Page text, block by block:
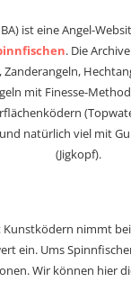
ist eine Angel-
. Die
, Zanderangeln,
mit Finesse-
natürlich viel mit
(Jigkopf).
Kunstködern nimmt
ein. Ums
Wir können hier